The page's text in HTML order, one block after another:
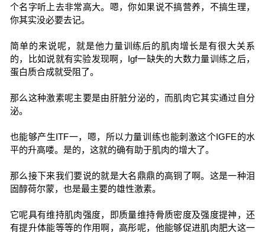
个名字听上去非常高大。嗯，你如果说不搞营养，不搞生理，
你其实没必要去记。
简单的来说呢，就是他力量训练后的肌肉增长是有很大关系
的，比如说就有实验发现啊，Igf一缺失的大数力量训练之后，
蛋白质合成就受阻了。
那么这种激素呢主要是由肝脏分泌的，而肌肉它其实通过自分
泌。
也能够产生ITF一，嗯，所以力量训练也能刺激这个IGFE的水
平的升高喽。是的，这就的确有助于肌肉的增大了。
那么接下来我们要说的就是大名鼎鼎的高铜了啊。这是一种泪
固醇荷尔蒙，也是最主要的雄性激素。
它呢具有维持肌肉强度，即质量维持骨质密度及强度提神，还
有提升体能等等的作用啊，高彤呢，他能够促进肌肉肥大这一